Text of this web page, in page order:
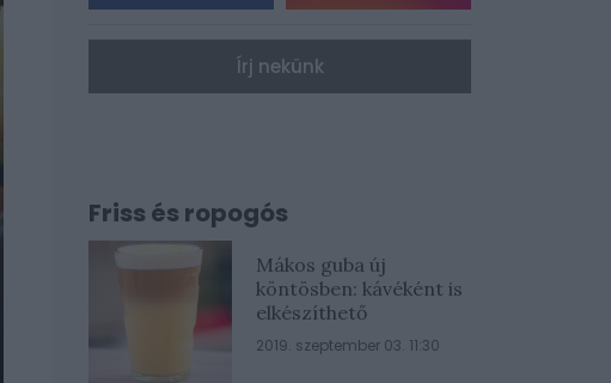
Írj nekünk
Friss és ropogós
Mákos guba új
köntösben: kávéként is
elkészíthető
2019. szeptember 03. 11:30